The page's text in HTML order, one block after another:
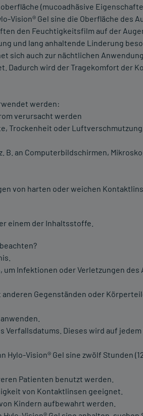
(mucoadhäsive
Vision® Gel sine die Oberfläche des
den Feuchtigkeitsfilm auf der
und lang anhaltende Linderung
sich auch zur nächtlichen
Dadurch wird der Tragekomfort der
werden:
verursacht werden
Trockenheit oder
B. an Computerbildschirmen,
von harten oder weichen
einem der Inhaltsstoffe.
Infektionen oder Verletzungen des
Gegenständen oder
Verfallsdatums. Dieses wird auf
Vision® Gel sine zwölf Stunden
Patienten benutzt werden.
von Kontaktlinsen geeignet.
Kindern aufbewahrt werden.